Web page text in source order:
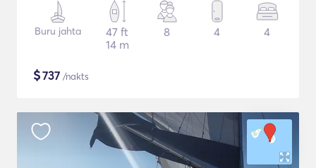
Buru jahta
47 ft
14 m
8 4 4
$737 /nakts